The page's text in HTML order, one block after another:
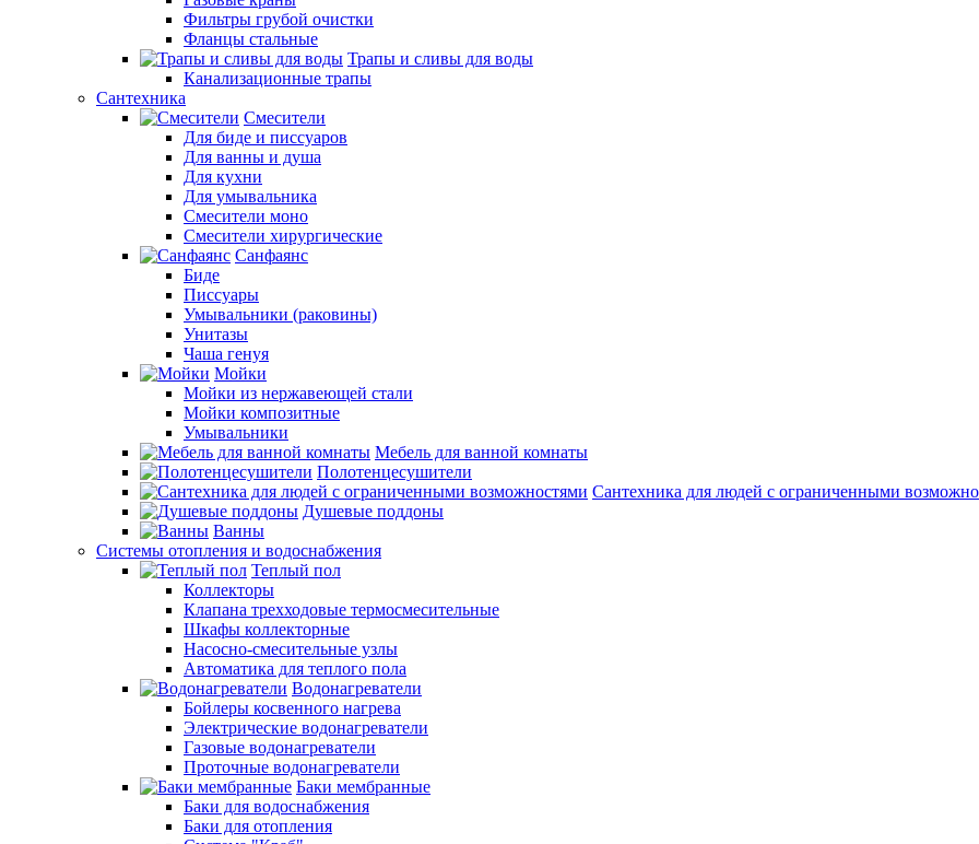
Фильтры грубой очистки
Фланцы стальные
Трапы и сливы для воды
Канализационные трапы
Сантехника
Смесители
Для биде и писсуаров
Для ванны и душа
Для кухни
Для умывальника
Смесители моно
Смесители хирургические
Санфаянс
Биде
Писсуары
Умывальники (раковины)
Унитазы
Чаша генуя
Мойки
Мойки из нержавеющей стали
Мойки композитные
Умывальники
Мебель для ванной комнаты
Полотенцесушители
Сантехника для людей с ограниченными
Душевые поддоны
Ванны
Системы отопления и водоснабжения
Теплый пол
Коллекторы
Клапана трехходовые термосмесительные
Шкафы коллекторные
Насосно-смесительные узлы
Автоматика для теплого пола
Водонагреватели
Бойлеры косвенного нагрева
Электрические водонагреватели
Газовые водонагреватели
Проточные водонагреватели
Баки мембранные
Баки для водоснабжения
Баки для отопления